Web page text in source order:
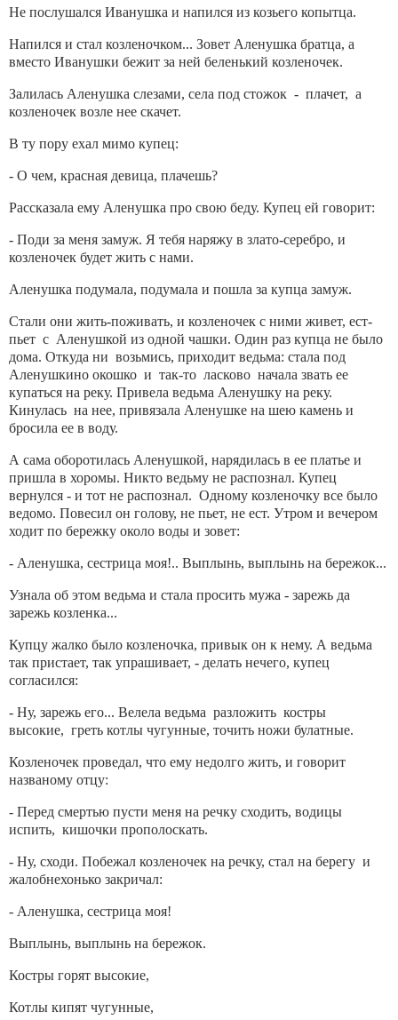
Не послушался Иванушка и напился из козьего копытца.
Напился и стал козленочком... Зовет Аленушка братца, а
вместо Иванушки бежит за ней беленький козленочек.
Залилась Аленушка слезами, села под стожок - плачет, а
козленочек возле нее скачет.
В ту пору ехал мимо купец:
- О чем, красная девица, плачешь?
Рассказала ему Аленушка про свою беду. Купец ей говорит:
- Поди за меня замуж. Я тебя наряжу в злато-серебро, и
козленочек будет жить с нами.
Аленушка подумала, подумала и пошла за купца замуж.
Стали они жить-поживать, и козленочек с ними живет, ест-
пьет с Аленушкой из одной чашки. Один раз купца не было
дома. Откуда ни возьмись, приходит ведьма: стала под
Аленушкино окошко и так-то ласково начала звать ее
купаться на реку. Привела ведьма Аленушку на реку.
Кинулась на нее, привязала Аленушке на шею камень и
бросила ее в воду.
А сама оборотилась Аленушкой, нарядилась в ее платье и
пришла в хоромы. Никто ведьму не распознал. Купец
вернулся - и тот не распознал. Одному козленочку все было
ведомо. Повесил он голову, не пьет, не ест. Утром и вечером
ходит по бережку около воды и зовет:
- Аленушка, сестрица моя!.. Выплынь, выплынь на бережок...
Узнала об этом ведьма и стала просить мужа - зарежь да
зарежь козленка...
Купцу жалко было козленочка, привык он к нему. А ведьма
так пристает, так упрашивает, - делать нечего, купец
согласился:
- Ну, зарежь его... Велела ведьма разложить костры
высокие, греть котлы чугунные, точить ножи булатные.
Козленочек проведал, что ему недолго жить, и говорит
названому отцу:
- Перед смертью пусти меня на речку сходить, водицы
испить, кишочки прополоскать.
- Ну, сходи. Побежал козленочек на речку, стал на берегу и
жалобнехонько закричал:
- Аленушка, сестрица моя!
Выплынь, выплынь на бережок.
Костры горят высокие,
Котлы кипят чугунные,